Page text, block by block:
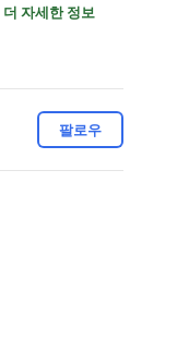
더 자세한 정보
팔로우